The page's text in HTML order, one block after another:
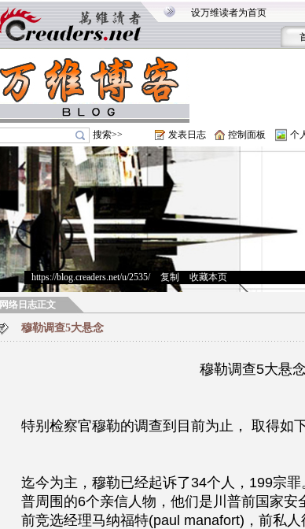
设万维读者为首页
搜索>> 发表日志 控制面板 个
https://blog.creaders.net/u/2535/> 复制 收藏本页
网络日志正文
穆勒调查5大悬念
穆勒调查5大悬念
特别检察官穆勒的调查到目前为止， 取得如
迄今为主，穆勒已经起诉了34个人，199宗罪
普周围的6个亲信人物，他们是川普前国家安
前竞选经理马纳福特(paul manafort)，前私